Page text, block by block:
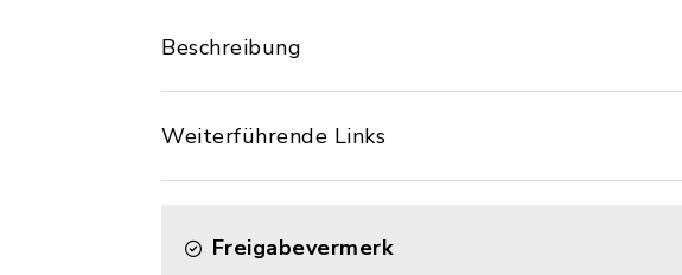
Beschreibung
Weiterführende Links
Freigabevermerk